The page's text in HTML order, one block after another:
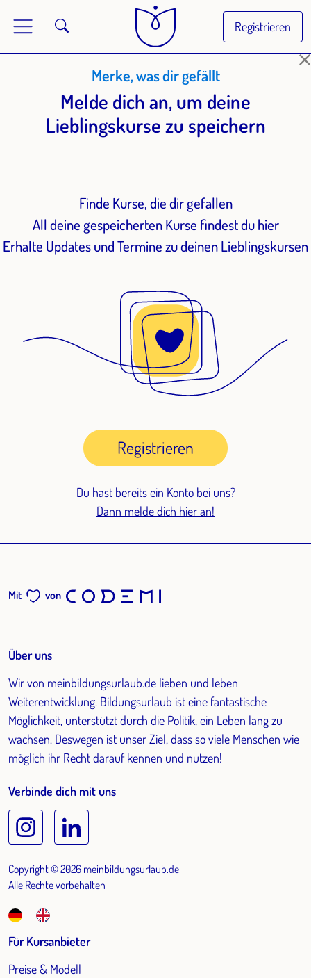
Registrieren
Merke, was dir gefällt
Melde dich an, um deine
Lieblingskurse zu speichern
Finde Kurse, die dir gefallen
All deine gespeicherten Kurse findest du hier
Erhalte Updates und Termine zu deinen Lieblingskursen
Registrieren
Du hast bereits ein Konto bei uns?
Dann melde dich hier an!
Mit von
Über uns
Wir von meinbildungsurlaub.de lieben und leben
Weiterentwicklung. Bildungsurlaub ist eine fantastische
Möglichkeit, unterstützt durch die Politik, ein Leben lang zu
wachsen. Deswegen ist unser Ziel, dass so viele Menschen wie
möglich ihr Recht darauf kennen und nutzen!
Verbinde dich mit uns
Copyright © 2026 meinbildungsurlaub.de
Alle Rechte vorbehalten
Für Kursanbieter
Preise & Modell